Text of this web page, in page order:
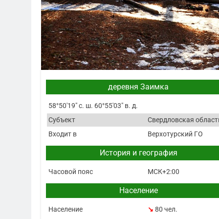
деревня Заимка
58°50′19″ с. ш. 60°55′03″ в. д.
Субъект
Свердловская
Входит в
Верхотурский ГО
История и география
Часовой пояс МСК+2:00
Население
Население ↘ 80 чел.